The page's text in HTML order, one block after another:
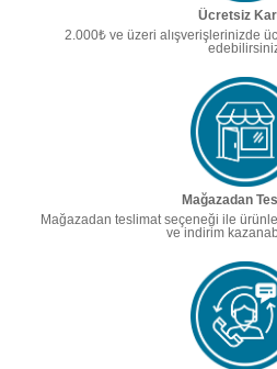
Ücretsiz
2.000₺ ve üzeri alışverişlerinizde
Mağazadan
Mağazadan teslimat seçeneği ile
ve indirim